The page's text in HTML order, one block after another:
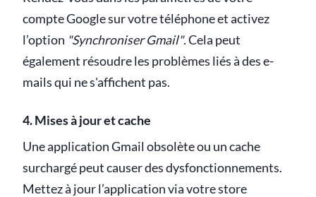
compte Google sur votre téléphone et activez
l’option "Synchroniser Gmail". Cela peut
également résoudre les problèmes liés à des e-
mails qui ne s'affichent pas.
4. Mises à jour et cache
Une application Gmail obsolète ou un cache
surchargé peut causer des dysfonctionnements.
Mettez à jour l’application via votre store